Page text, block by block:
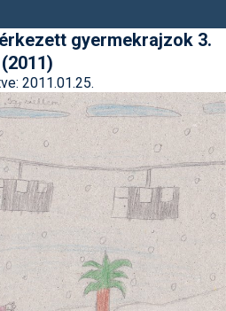
gyermekrajzok 3.
(2011)
2011.01.25.